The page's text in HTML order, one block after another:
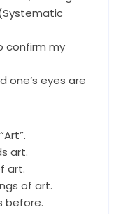
confirm my
one’s eyes are
art.
art.
of art.
before.